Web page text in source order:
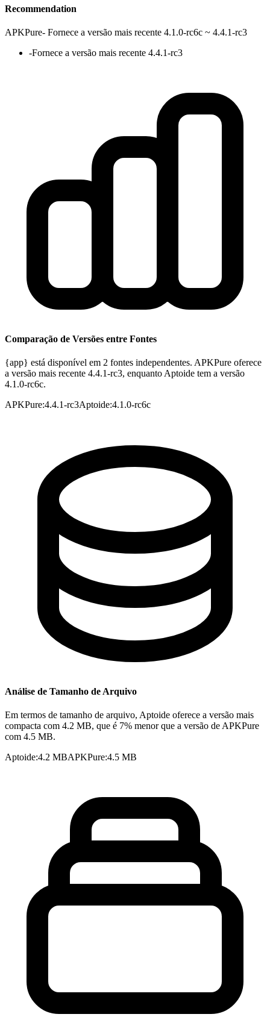
Recommendation
APKPure- Fornece a versão mais recente 4.1.0-rc6c ~ 4.4.1-rc3
-Fornece a versão mais recente 4.4.1-rc3
Comparação de Versões entre Fontes
{app} está disponível em 2 fontes independentes. APKPure oferece
a versão mais recente 4.4.1-rc3, enquanto Aptoide tem a versão
4.1.0-rc6c.
APKPure:4.4.1-rc3Aptoide:4.1.0-rc6c
Análise de Tamanho de Arquivo
Em termos de tamanho de arquivo, Aptoide oferece a versão mais
compacta com 4.2 MB, que é 7% menor que a versão de APKPure
com 4.5 MB.
Aptoide:4.2 MBAPKPure:4.5 MB